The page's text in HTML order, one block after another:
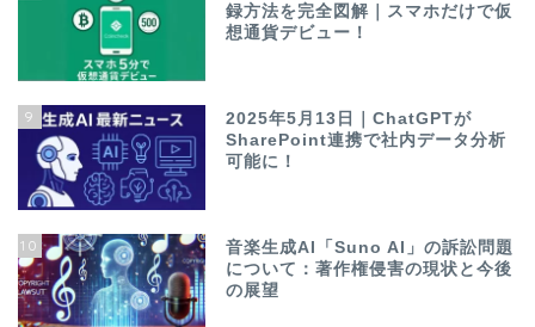
録方法を完全図解｜スマホだけで仮
想通貨デビュー！
9
2025年5月13日｜ChatGPTが
SharePoint連携で社内データ分析
可能に！
10
音楽生成AI「Suno AI」の訴訟問題
について：著作権侵害の現状と今後
の展望